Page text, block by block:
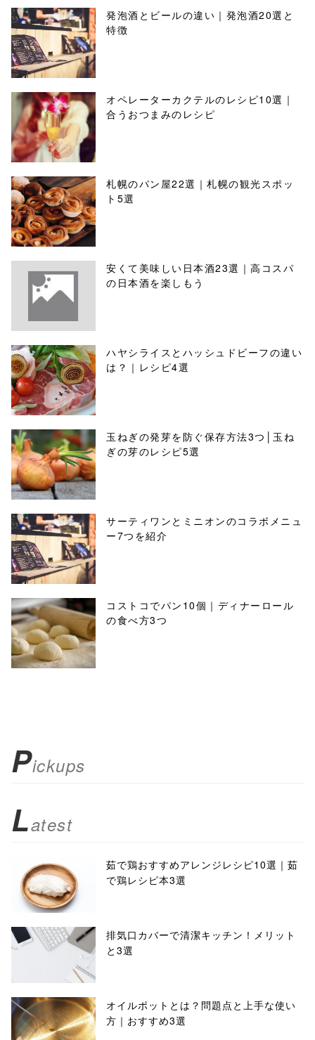
発泡酒とビールの違い｜発泡酒20選と
特徴
オペレーターカクテルのレシピ10選｜
合うおつまみのレシピ
札幌のパン屋22選｜札幌の観光スポッ
ト5選
安くて美味しい日本酒23選｜高コスパ
の日本酒を楽しもう
ハヤシライスとハッシュドビーフの違い
は？｜レシピ4選
玉ねぎの発芽を防ぐ保存方法3つ│玉ね
ぎの芽のレシピ5選
サーティワンとミニオンのコラボメニュ
ー7つを紹介
コストコでパン10個｜ディナーロール
の食べ方3つ
Pickups
Latest
茹で鶏おすすめアレンジレシピ10選｜茹
で鶏レシピ本3選
排気口カバーで清潔キッチン！メリット
と3選
オイルポットとは？問題点と上手な使い
方｜おすすめ3選